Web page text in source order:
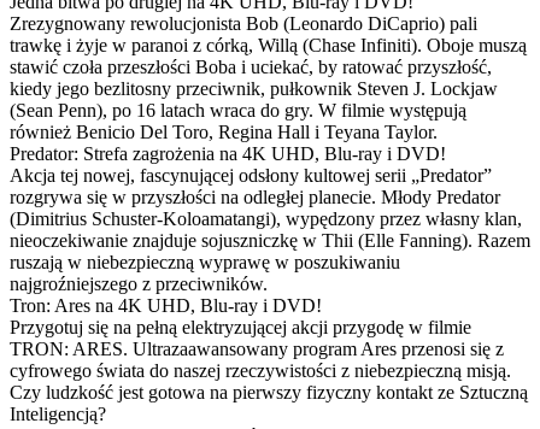
Zrezygnowany rewolucjonista Bob (Leonardo DiCaprio) pali
trawkę i żyje w paranoi z córką, Willą (Chase Infiniti). Oboje muszą
stawić czoła przeszłości Boba i uciekać, by ratować przyszłość,
kiedy jego bezlitosny przeciwnik, pułkownik Steven J. Lockjaw
(Sean Penn), po 16 latach wraca do gry. W filmie występują
również Benicio Del Toro, Regina Hall i Teyana Taylor.
Predator: Strefa zagrożenia na 4K UHD, Blu-ray i DVD!
Akcja tej nowej, fascynującej odsłony kultowej serii „Predator”
rozgrywa się w przyszłości na odległej planecie. Młody Predator
(Dimitrius Schuster-Koloamatangi), wypędzony przez własny klan,
nieoczekiwanie znajduje sojuszniczkę w Thii (Elle Fanning). Razem
ruszają w niebezpieczną wyprawę w poszukiwaniu
najgroźniejszego z przeciwników.
Tron: Ares na 4K UHD, Blu-ray i DVD!
Przygotuj się na pełną elektryzującej akcji przygodę w filmie
TRON: ARES. Ultrazaawansowany program Ares przenosi się z
cyfrowego świata do naszej rzeczywistości z niebezpieczną misją.
Czy ludzkość jest gotowa na pierwszy fizyczny kontakt ze Sztuczną
Inteligencją?